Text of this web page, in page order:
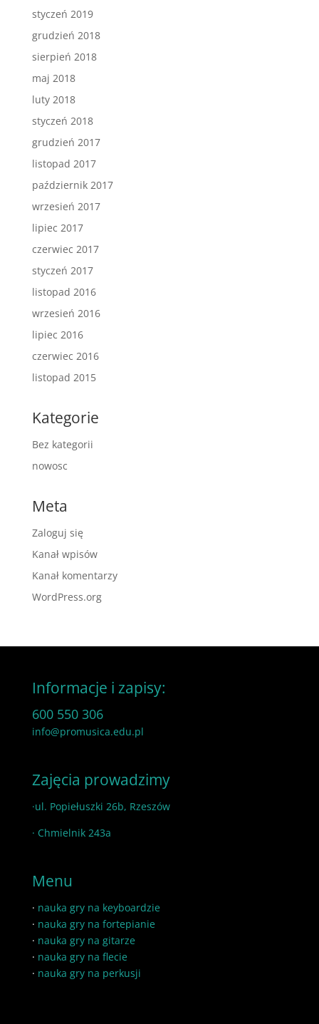
styczeń 2019
grudzień 2018
sierpień 2018
maj 2018
luty 2018
styczeń 2018
grudzień 2017
listopad 2017
październik 2017
wrzesień 2017
lipiec 2017
czerwiec 2017
styczeń 2017
listopad 2016
wrzesień 2016
lipiec 2016
czerwiec 2016
listopad 2015
Kategorie
Bez kategorii
nowosc
Meta
Zaloguj się
Kanał wpisów
Kanał komentarzy
WordPress.org
Informacje i zapisy:
600 550 306
info@promusica.edu.pl
Zajęcia prowadzimy
·ul. Popiełuszki 26b, Rzeszów
· Chmielnik 243a
Menu
· nauka gry na keyboardzie
· nauka gry na fortepianie
· nauka gry na gitarze
· nauka gry na flecie
· nauka gry na perkusji